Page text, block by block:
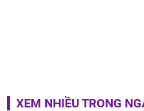
XEM NHIỀU TRONG